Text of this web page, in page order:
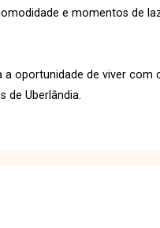
e momentos de
oportunidade de viver com
de Uberlândia.